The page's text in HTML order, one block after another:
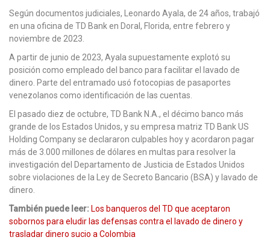
Según documentos judiciales, Leonardo Ayala, de 24 años, trabajó
en una oficina de TD Bank en Doral, Florida, entre febrero y
noviembre de 2023.
A partir de junio de 2023, Ayala supuestamente explotó su
posición como empleado del banco para facilitar el lavado de
dinero. Parte del entramado usó fotocopias de pasaportes
venezolanos como identificación de las cuentas.
El pasado diez de octubre, TD Bank N.A., el décimo banco más
grande de los Estados Unidos, y su empresa matriz TD Bank US
Holding Company se declararon culpables hoy y acordaron pagar
más de 3.000 millones de dólares en multas para resolver la
investigación del Departamento de Justicia de Estados Unidos
sobre violaciones de la Ley de Secreto Bancario (BSA) y lavado de
dinero.
También puede leer: Los banqueros del TD que aceptaron
sobornos para eludir las defensas contra el lavado de dinero y
trasladar dinero sucio a Colombia